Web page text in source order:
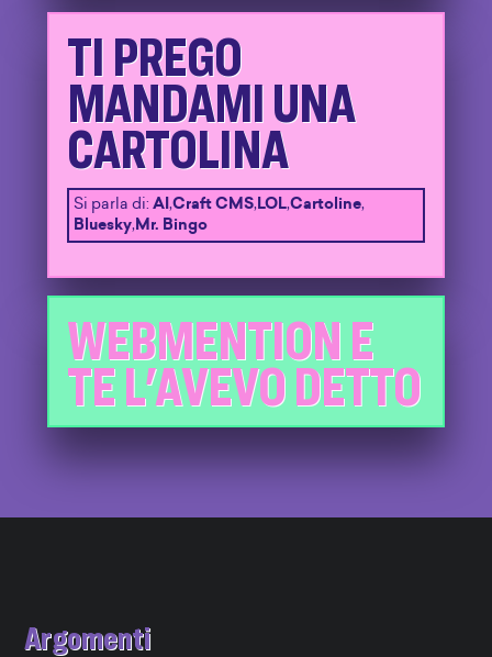
TI PREGO
MANDAMI UNA
CARTOLINA
Si parla di: AI ,Craft CMS,LOL,Cartoline,
Bluesky,Mr. Bingo
WEBMENTION E
TE L'AVEVO DETTO
Argomenti